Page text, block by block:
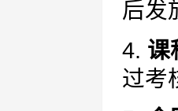
后发
4. 课
过考